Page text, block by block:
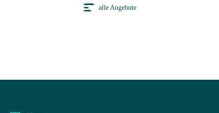
alle Angebote